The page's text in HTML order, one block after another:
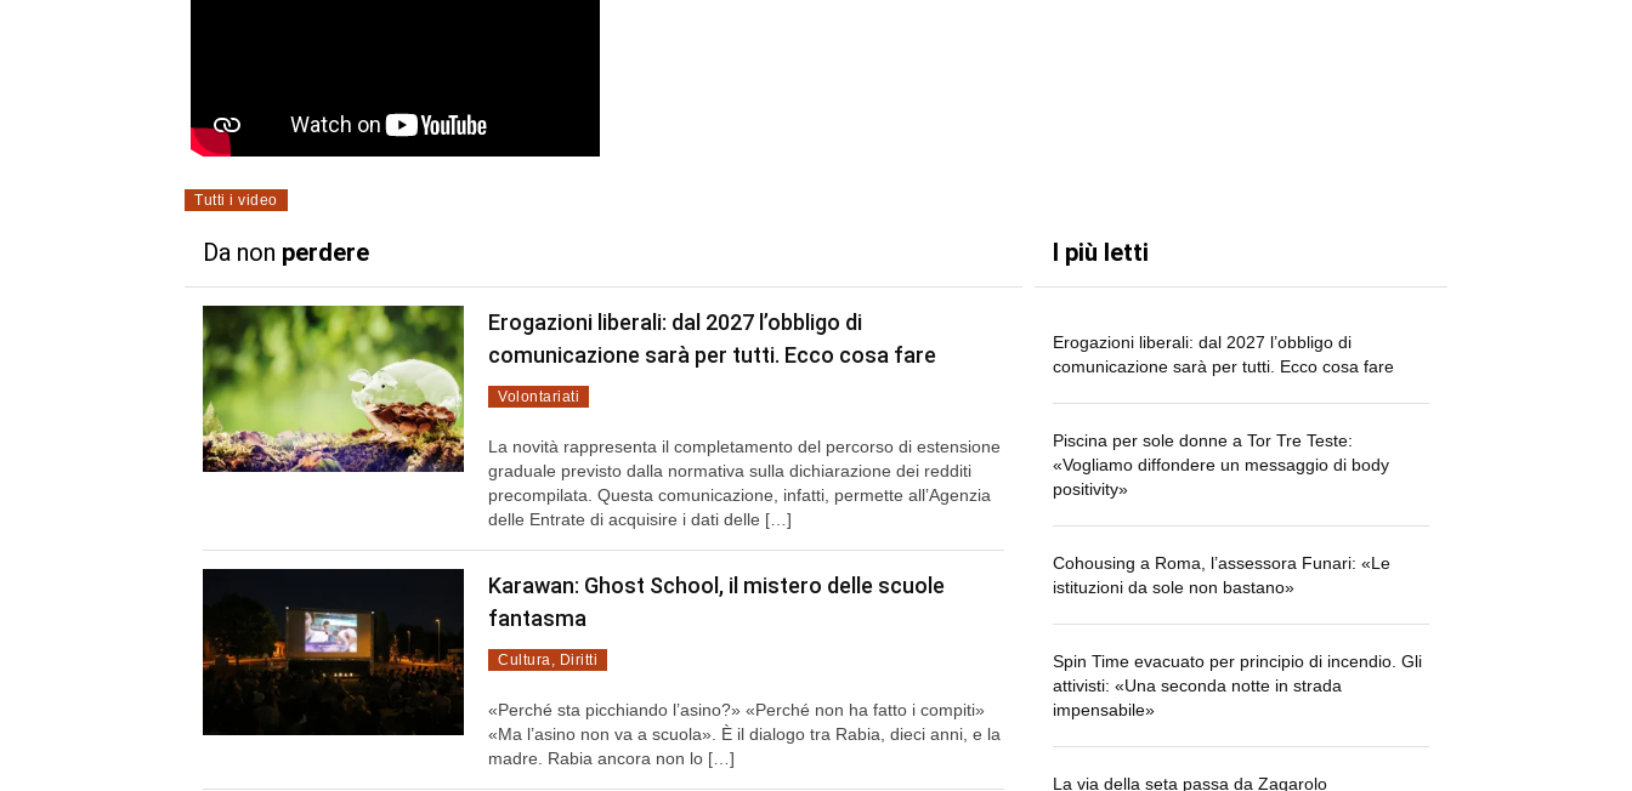
Tutti i video
Da non perdere
Erogazioni liberali: dal 2027 l’obbligo di
comunicazione sarà per tutti. Ecco cosa fare
Volontariati
La novità rappresenta il completamento del percorso di estensione
graduale previsto dalla normativa sulla dichiarazione dei redditi
precompilata. Questa comunicazione, infatti, permette all’Agenzia
delle Entrate di acquisire i dati delle […]
Karawan: Ghost School, il mistero delle scuole
fantasma
Cultura, Diritti
«Perché sta picchiando l’asino?» «Perché non ha fatto i compiti»
«Ma l’asino non va a scuola». È il dialogo tra Rabia, dieci anni, e la
madre. Rabia ancora non lo […]
I più letti
Erogazioni liberali: dal 2027 l’obbligo di
comunicazione sarà per tutti. Ecco cosa fare
Piscina per sole donne a Tor Tre Teste:
«Vogliamo diffondere un messaggio di body
positivity»
Cohousing a Roma, l’assessora Funari: «Le
istituzioni da sole non bastano»
Spin Time evacuato per principio di incendio. Gli
attivisti: «Una seconda notte in strada
impensabile»
La via della seta passa da Zagarolo